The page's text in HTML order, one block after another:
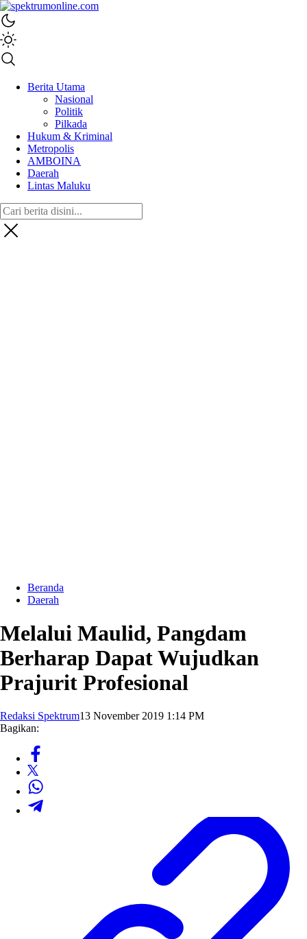
spektrumonline.com
Berita Utama
Nasional
Politik
Pilkada
Hukum & Kriminal
Metropolis
AMBOINA
Daerah
Lintas Maluku
Beranda
Daerah
Melalui Maulid, Pangdam
Berharap Dapat Wujudkan
Prajurit Profesional
Redaksi Spektrum13 November 2019 1:14 PM
Bagikan: